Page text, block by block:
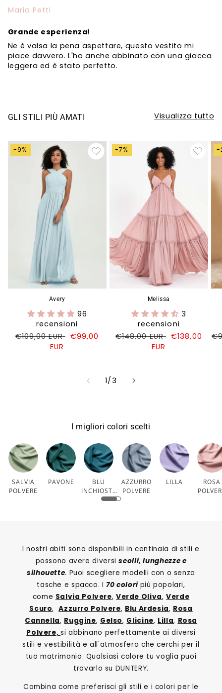
Maria Petti
Grande esperienza!
Ne è valsa la pena aspettare, questo vestito mi
piace davvero. L'ho anche abbinato con una giacca
leggera ed è stato perfetto.
GLI STILI PIÙ AMATI Visualizza tutto
-9%
Avery
96
recensioni
Prezzo
€109,00 EUR
Prezzo
€99,00
EUR
-7%
Melissa
3
recensioni
Prezzo
€148,00 EUR
Prezzo
€138,00
EUR
-
1/
su3
I migliori colori scelti
SALVIA
POLVERE
PAVONE
BLU
INCHIOSTR
O
AZZURRO
POLVERE
LILLA
ROSA
I nostri abiti sono disponibili in centinaia di stili e
possono avere diversiscolli, lunghezze e
silhouette. Puoi scegliere modelli con o senza
tasche e spacco. I70 colori più popolari,
come Salvia Polvere, Verde Oliva,Verde
Scuro,Azzurro Polvere, Blu Ardesia, Rosa
Cannella, Ruggine, Gelso, Glicine, Lilla, Rosa
Polvere, si abbinano perfettamente ai diversi
stili e vestibilità e all'atmosfera che cerchi per il
tuo matrimonio. Qualsiasi colore tu voglia puoi
trovarlo su DUNTERY.
Combina come preferisci gli stili e i colori per le